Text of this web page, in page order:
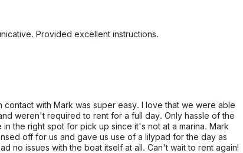
Provided excellent instructions.
contact with Mark was super easy. I love that we were able
weren't required to rent for a full day. Only hassle of the
the right spot for pick up since it's not at a marina. Mark
off for us and gave us use of a lilypad for the day as
no issues with the boat itself at all. Can't wait to rent again!